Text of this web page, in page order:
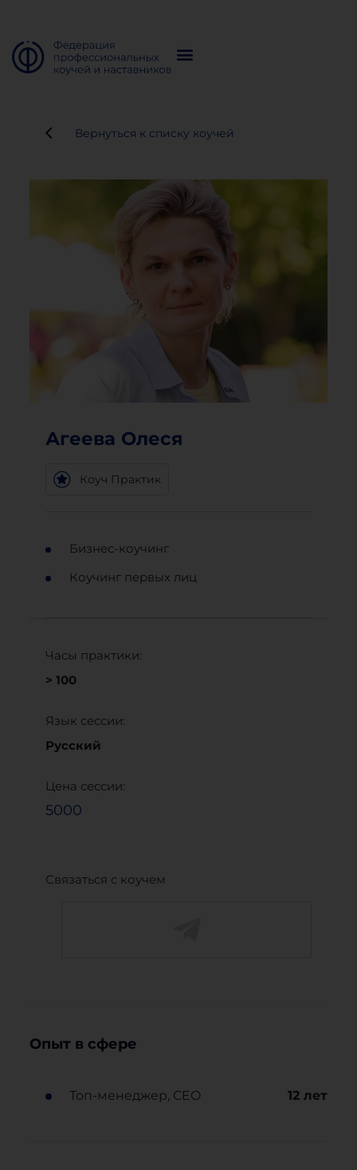
Вернуться к списку коучей
Агеева Олеся
Коуч Практик
Бизнес-коучинг
Коучинг первых лиц
Часы практики:
> 100
Язык сессии:
Русский
Цена сессии:
5000
Связаться с коучем
Опыт в сфере
Топ-менеджер, CEO 12 лет